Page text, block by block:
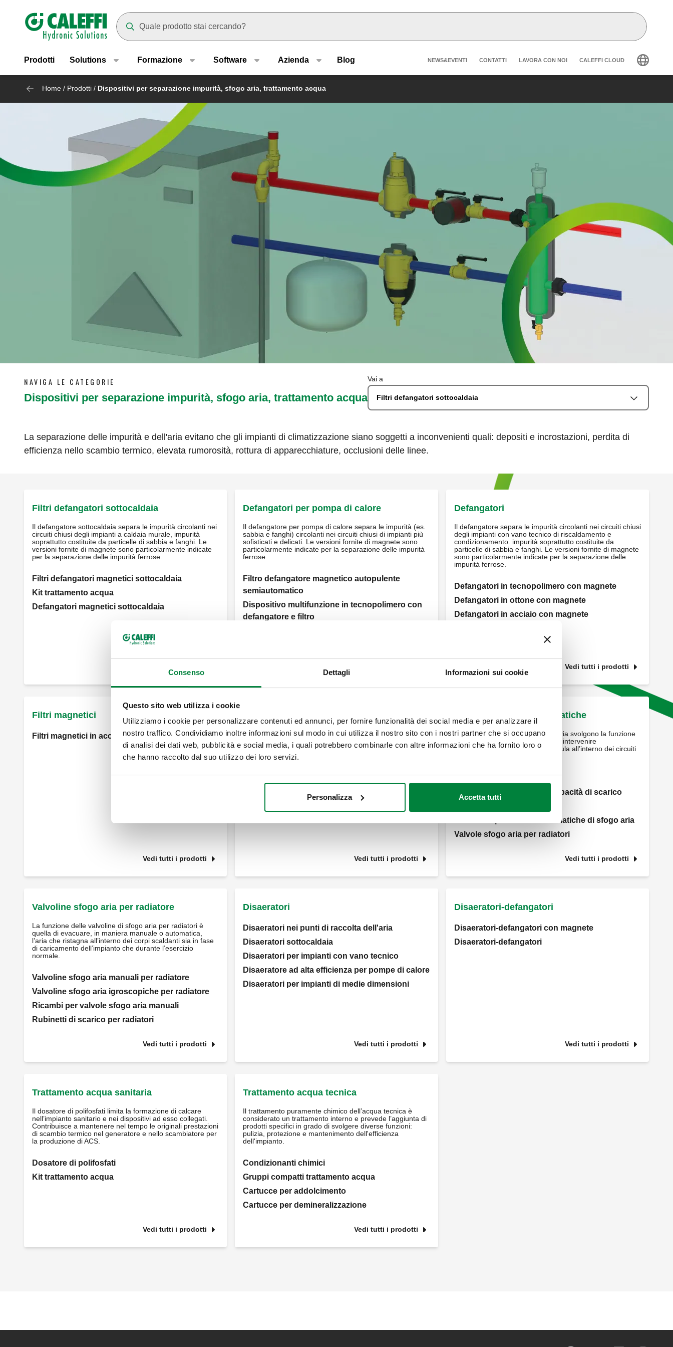
Consenso Dettagli Informazioni sui cookie
Questo sito web utilizza i cookie
Utilizziamo i cookie per personalizzare contenuti ed annunci, per fornire funzionalità dei social media e per analizzare il
nostro traffico. Condividiamo inoltre informazioni sul modo in cui utilizza il nostro sito con i nostri partner che si occupano
di analisi dei dati web, pubblicità e social media, i quali potrebbero combinarle con altre informazioni che ha fornito loro o
che hanno raccolto dal suo utilizzo dei loro servizi.
Personalizza Accetta tutti
Header main navigation
Prodotti Solutions Formazione Software Azienda Blog Header secondary navigation
NEWS&EVENTI CONTATTI LAVORA CON NOI CALEFFI CLOUD
Home / Prodotti / Dispositivi per separazione impurità, sfogo aria, trattamento acqua
NAVIGA LE CATEGORIE
Dispositivi per separazione impurità, sfogo aria, trattamento acqua
Vai a
Filtri defangatori sottocaldaia
La separazione delle impurità e dell'aria evitano che gli impianti di climatizzazione siano soggetti a inconvenienti quali: depositi e incrostazioni, perdita di
efficienza nello scambio termico, elevata rumorosità, rottura di apparecchiature, occlusioni delle linee.
Filtri defangatori sottocaldaia
Il defangatore sottocaldaia separa le impurità circolanti nei
circuiti chiusi degli impianti a caldaia murale, impurità
soprattutto costituite da particelle di sabbia e fanghi. Le
versioni fornite di magnete sono particolarmente indicate
per la separazione delle impurità ferrose.
Filtri defangatori magnetici sottocaldaia
Kit trattamento acqua
Defangatori magnetici sottocaldaia
Defangatori per pompa di calore
Il defangatore per pompa di calore separa le impurità (es.
sabbia e fanghi) circolanti nei circuiti chiusi di impianti più
sofisticati e delicati. Le versioni fornite di magnete sono
particolarmente indicate per la separazione delle impurità
ferrose.
Filtro defangatore magnetico autopulente
semiautomatico
Dispositivo multifunzione in tecnopolimero con
defangatore e filtro
Defangatori
Il defangatore separa le impurità circolanti nei circuiti chiusi
degli impianti con vano tecnico di riscaldamento e
condizionamento. impurità soprattutto costituite da
particelle di sabbia e fanghi. Le versioni fornite di magnete
sono particolarmente indicate per la separazione delle
impurità ferrose.
Defangatori in tecnopolimero con magnete
Defangatori in ottone con magnete
Defangatori in acciaio con magnete
Vedi tutti i prodotti
Filtri magnetici
Filtri magnetici in acciaio inox
Vedi tutti i prodotti
Filtri defangatori autopulenti con magnete
Vedi tutti i prodotti
Valvole sfogo aria automatiche
Le valvole automatiche di sfogo aria svolgono la funzione
di eliminare, senza la necessità di intervenire
manualmente, l’aria che si accumula all’interno dei circuiti
Valvole sfogo aria standard
Valvole sfogo aria ad alta capacità di scarico
Accessori per valvole automatiche di sfogo aria
Valvole sfogo aria per radiatori
Vedi tutti i prodotti
Valvoline sfogo aria per radiatore
La funzione delle valvoline di sfogo aria per radiatori è
quella di evacuare, in maniera manuale o automatica,
l’aria che ristagna all’interno dei corpi scaldanti sia in fase
di caricamento dell’impianto che durante l’esercizio
normale.
Valvoline sfogo aria manuali per radiatore
Valvoline sfogo aria igroscopiche per radiatore
Ricambi per valvole sfogo aria manuali
Rubinetti di scarico per radiatori
Vedi tutti i prodotti
Disaeratori
Disaeratori nei punti di raccolta dell'aria
Disaeratori sottocaldaia
Disaeratori per impianti con vano tecnico
Disaeratore ad alta efficienza per pompe di calore
Disaeratori per impianti di medie dimensioni
Vedi tutti i prodotti
Disaeratori-defangatori
Disaeratori-defangatori con magnete
Disaeratori-defangatori
Vedi tutti i prodotti
Trattamento acqua sanitaria
Il dosatore di polifosfati limita la formazione di calcare
nell’impianto sanitario e nei dispositivi ad esso collegati.
Contribuisce a mantenere nel tempo le originali prestazioni
di scambio termico nel generatore e nello scambiatore per
la produzione di ACS.
Dosatore di polifosfati
Kit trattamento acqua
Vedi tutti i prodotti
Trattamento acqua tecnica
Il trattamento puramente chimico dell’acqua tecnica è
considerato un trattamento interno e prevede l’aggiunta di
prodotti specifici in grado di svolgere diverse funzioni:
pulizia, protezione e mantenimento dell'efficienza
dell'impianto.
Condizionanti chimici
Gruppi compatti trattamento acqua
Cartucce per addolcimento
Cartucce per demineralizzazione
Vedi tutti i prodotti